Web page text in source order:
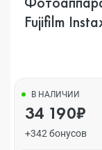
Fujifilm
В НАЛИЧИИ
34 190₽
+342 бонусов